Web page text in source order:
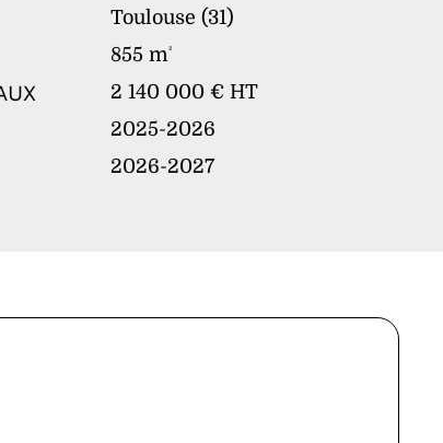
Toulouse (31)
855 m²
2 140 000 € HT
2025-2026
2026-2027